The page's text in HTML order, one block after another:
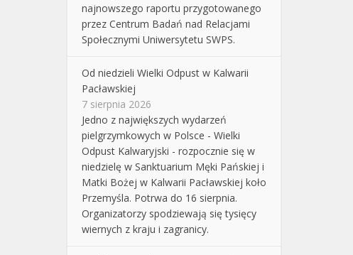
najnowszego raportu przygotowanego
przez Centrum Badań nad Relacjami
Społecznymi Uniwersytetu SWPS.
Od niedzieli Wielki Odpust w Kalwarii
Pacławskiej
7 sierpnia 2026
Jedno z największych wydarzeń
pielgrzymkowych w Polsce - Wielki
Odpust Kalwaryjski - rozpocznie się w
niedzielę w Sanktuarium Męki Pańskiej i
Matki Bożej w Kalwarii Pacławskiej koło
Przemyśla. Potrwa do 16 sierpnia.
Organizatorzy spodziewają się tysięcy
wiernych z kraju i zagranicy.